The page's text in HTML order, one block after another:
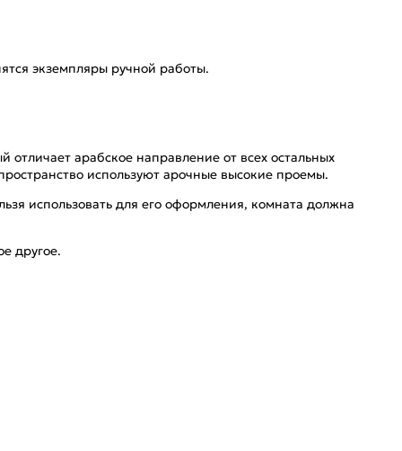
экземпляры ручной работы.
арабское направление от всех остальных
используют арочные высокие проемы.
использовать для его оформления, комната должна
другое.